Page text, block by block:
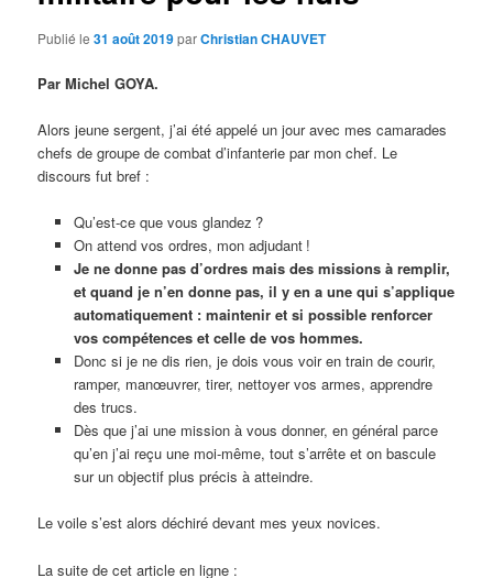
Publié le31 août 2019parChristian CHAUVET
Par Michel GOYA.
Alors jeune sergent, j’ai été appelé un jour avec mes camarades
chefs de groupe de combat d’infanterie par mon chef. Le
discours fut bref :
Qu’est-ce que vous glandez ?
On attend vos ordres, mon adjudant !
Je ne donne pas d’ordres mais des missions à remplir,
et quand je n’en donne pas, il y en a une qui s’applique
automatiquement : maintenir et si possible renforcer
vos compétences et celle de vos hommes.
Donc si je ne dis rien, je dois vous voir en train de courir,
ramper, manœuvrer, tirer, nettoyer vos armes, apprendre
des trucs.
Dès que j’ai une mission à vous donner, en général parce
qu’en j’ai reçu une moi-même, tout s’arrête et on bascule
sur un objectif plus précis à atteindre.
Le voile s’est alors déchiré devant mes yeux novices.
La suite de cet article en ligne :